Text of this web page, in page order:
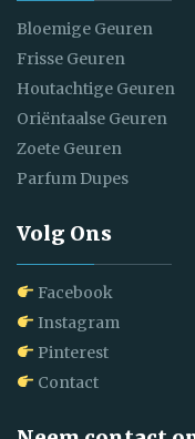
Bloemige Geuren
Frisse Geuren
Houtachtige Geuren
Oriëntaalse Geuren
Zoete Geuren
Parfum Dupes
Volg Ons
Facebook
Instagram
Pinterest
Contact